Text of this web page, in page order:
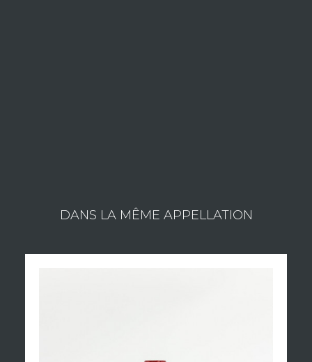
DANS LA MÊME APPELLATION